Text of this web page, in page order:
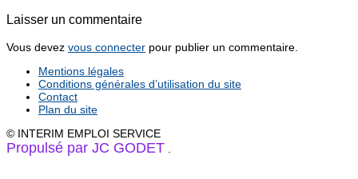
Laisser un commentaire
Vous devez vous connecter pour publier un commentaire.
Mentions légales
Conditions générales d’utilisation du site
Contact
Plan du site
© INTERIM EMPLOI SERVICE
Propulsé par JC GODET